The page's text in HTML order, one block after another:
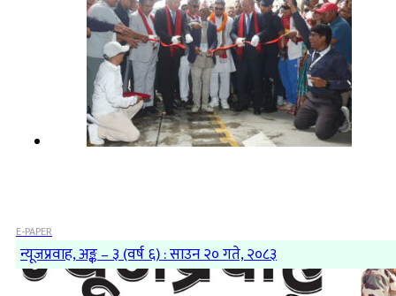
E-PAPER
न्यूजप्रवाह, अङ्क – ३ (वर्ष ६) : साउन २० गते, २०८३